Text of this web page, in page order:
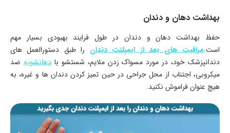
بهداشت دهان و دندان
حفظ بهداشت دهان و دندان در طول فرایند بهبودی بسیار مهم
است.مراقبت های بعد از ایمپلنت دندان را طبق دستورالعمل های
دندانپزشک خود، در مورد مسواک زدن ملایم، شستشو بادهانشویه ضد
میکروبی، اجتناب از محل جراحی در حین تمیز کردن دندان ها و غیره، به
هیچ عنوان فراموش نکنید.